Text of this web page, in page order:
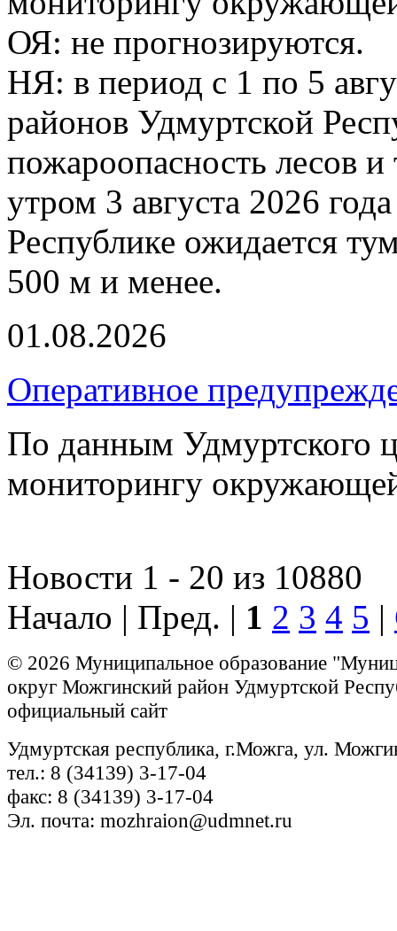
ОЯ: не прогнозируются.
НЯ: в период с 1 по 5
районов Удмуртской
пожароопасность лесов
утром 3 августа 2026
Республике ожидается
500 м и менее.
01.08.2026
Оперативное
По данным Удмуртского
мониторингу
Новости 1 - 20 из 10880
Начало | Пред. | 1 2 3 4 5 |
© 2026 Муниципальное образование
округ Можгинский район Удмуртской
официальный сайт
Удмуртская республика, г.Можга, ул.
тел.: 8 (34139) 3-17-04
факс: 8 (34139) 3-17-04
Эл. почта: mozhraion@udmnet.ru